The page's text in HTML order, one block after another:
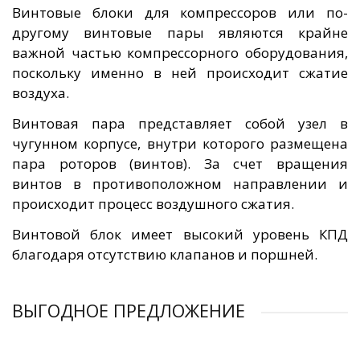
Винтовые блоки для компрессоров или по-
другому винтовые пары являются крайне
важной частью компрессорного оборудования,
поскольку именно в ней происходит сжатие
воздуха.
Винтовая пара представляет собой узел в
чугунном корпусе, внутри которого размещена
пара роторов (винтов). За счет вращения
винтов в противоположном направлении и
происходит процесс воздушного сжатия.
Винтовой блок имеет высокий уровень КПД
благодаря отсутствию клапанов и поршней.
ВЫГОДНОЕ ПРЕДЛОЖЕНИЕ